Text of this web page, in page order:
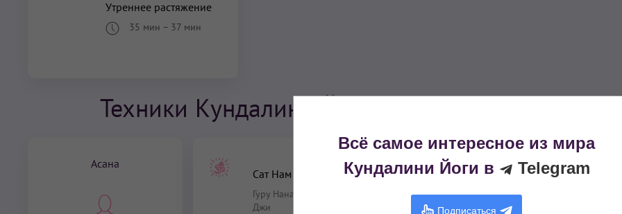
Утреннее растяжение
35 мин – 37 мин
Техники Кундалини Йоги из этого упражнения
Асана
Сат Нам
Гуру Нанак Дев
Джи
Всё самое интересное из мира
Кундалини Йоги в
Telegram
Подписаться